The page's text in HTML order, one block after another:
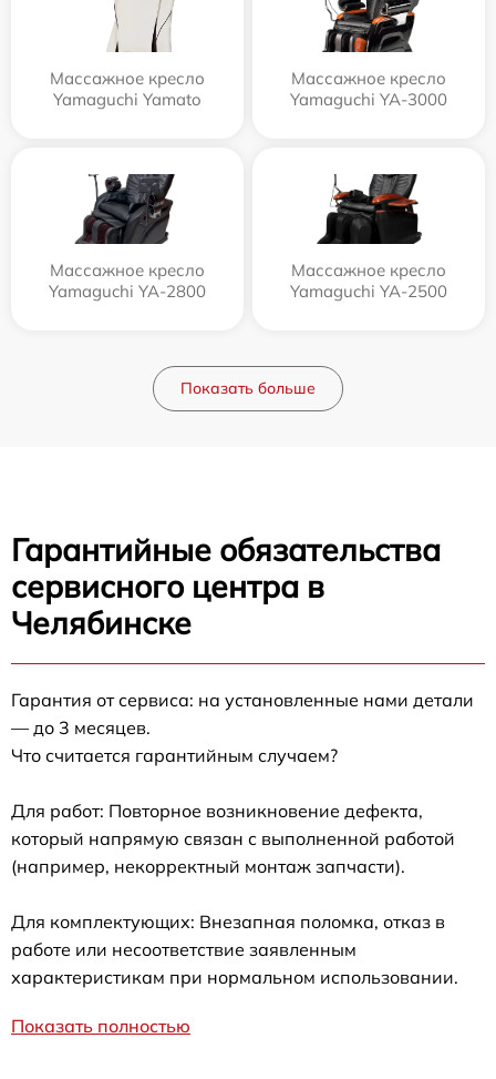
Массажное кресло
Yamaguchi Yamato
Массажное кресло
Yamaguchi YA-3000
Массажное кресло
Yamaguchi YA-2800
Массажное кресло
Yamaguchi YA-2500
Показать больше
Гарантийные обязательства
сервисного центра в
Челябинске
Гарантия от сервиса: на установленные нами детали
— до 3 месяцев.
Что считается гарантийным случаем?
Для работ: Повторное возникновение дефекта,
который напрямую связан с выполненной работой
(например, некорректный монтаж запчасти).
Для комплектующих: Внезапная поломка, отказ в
работе или несоответствие заявленным
характеристикам при нормальном использовании.
Показать полностью